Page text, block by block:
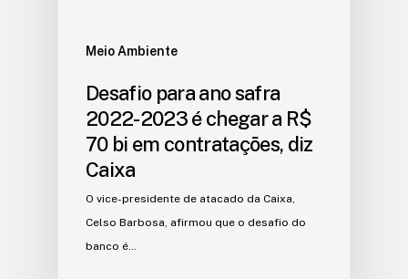
Meio Ambiente
Desafio para ano safra
2022-2023 é chegar a R$
70 bi em contratações, diz
Caixa
O vice-presidente de atacado da Caixa,
Celso Barbosa, afirmou que o desafio do
banco é…